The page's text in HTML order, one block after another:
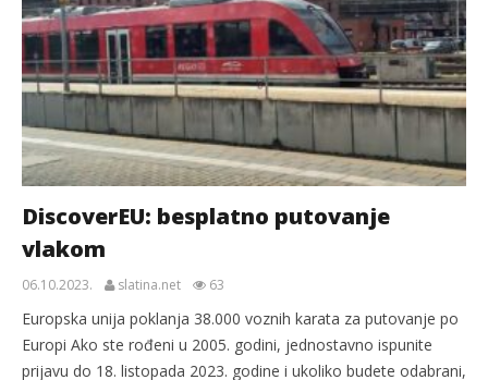
DiscoverEU: besplatno putovanje
vlakom
06.10.2023. slatina.net 63
Europska unija poklanja 38.000 voznih karata za putovanje po
Europi Ako ste rođeni u 2005. godini, jednostavno ispunite
prijavu do 18. listopada 2023. godine i ukoliko budete odabrani,